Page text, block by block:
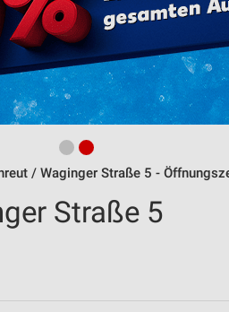
/ Waginger Straße 5 -
Straße 5